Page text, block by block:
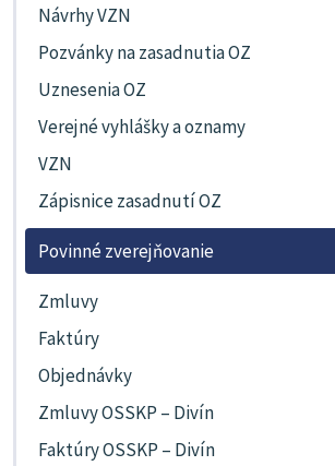
Návrhy VZN
Pozvánky na zasadnutia OZ
Uznesenia OZ
Verejné vyhlášky a oznamy
VZN
Zápisnice zasadnutí OZ
Povinné zverejňovanie
Zmluvy
Faktúry
Objednávky
Zmluvy OSSKP – Divín
Faktúry OSSKP – Divín